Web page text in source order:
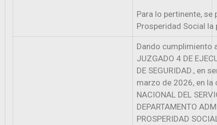
Para lo pertinente, se
Prosperidad Social
Dando cumplimiento
JUZGADO 4 DE
DE SEGURIDAD., en
marzo de 2026, en la
NACIONAL DEL
DEPARTAMENTO
PROSPERIDAD